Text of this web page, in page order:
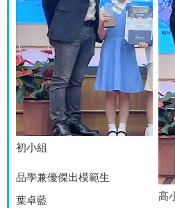
初小組
品學兼優傑出模範生
葉卓藍
高